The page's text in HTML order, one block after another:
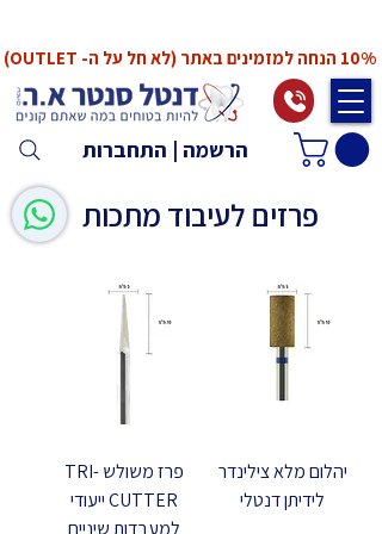
הרשמה | התחברות
10% הנחה למזמינים באתר (לא חל על ה- OUTLET)
פרזים לעיבוד מתכות
יהלום מלא צילינדר
לידיתן דנטלי
פרז משולש TRI-
CUTTER ייעודי
למעבדות שיניים